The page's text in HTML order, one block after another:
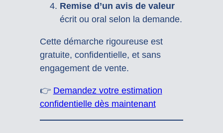
Remise d’un avis de valeur
écrit ou oral selon la demande.
Cette démarche rigoureuse est
gratuite, confidentielle, et sans
engagement de vente.
👉 Demandez votre estimation
confidentielle dès maintenant